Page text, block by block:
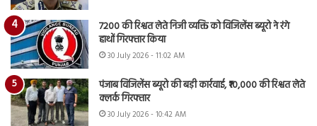
7200 की रिश्वत लेते निजी व्यक्ति को विजिलेंस ब्यूरो ने रंगे
हाथों गिरफ्तार किया
30 July 2026 - 11:02 AM
पंजाब विजिलेंस ब्यूरो की बड़ी कार्रवाई, ₹10,000 की रिश्वत लेते
क्लर्क गिरफ्तार
30 July 2026 - 10:42 AM